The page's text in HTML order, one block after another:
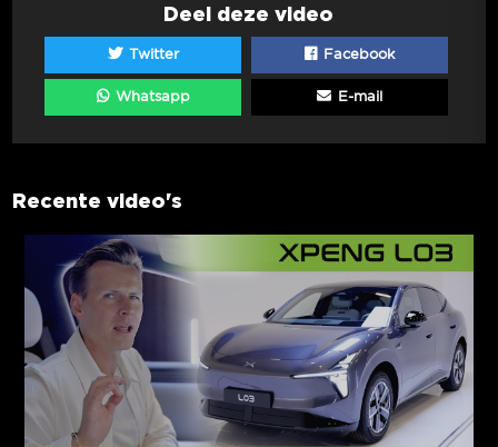
Deel deze video
Twitter Facebook
Whatsapp E-mail
Recente video's